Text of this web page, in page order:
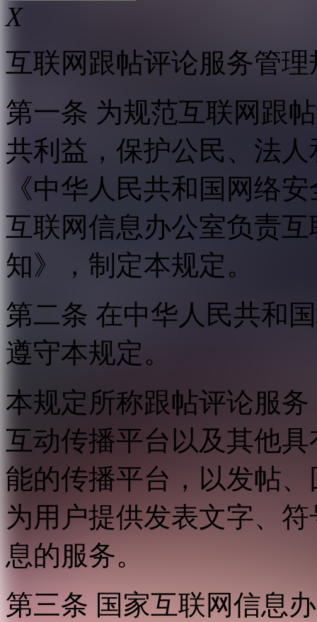
X
互联网跟帖评论服务管理
第一条 为规范互联网跟
共利益，保护公民、法
《中华人民共和国网络
互联网信息办公室负责
知》，制定本规定。
第二条 在中华人民共和
遵守本规定。
本规定所称跟帖评论服
互动传播平台以及其他
能的传播平台，以发帖
为用户提供发表文字、
息的服务。
第三条 国家互联网信息